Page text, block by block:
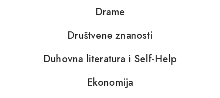
Drame
Društvene znanosti
Duhovna literatura i Self-Help
Ekonomija